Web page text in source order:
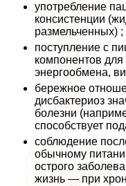
употрeбление
консистенции
размельченных) ;
поступление с
компонентов
энергообмена,
бережное
дисбактериоз
болезни
способствует
соблюдение
обычному
острого
жизнь — при